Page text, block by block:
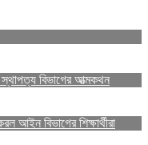
স্থাপত্য বিভাগের আত্মকথন
আইন বিভাগের শিক্ষার্থীরা